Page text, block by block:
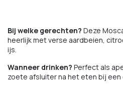
Bij welke gerechten? Deze
heerlijk met verse aardbeien,
ijs.
Wanneer drinken? Perfect als
zoete afsluiter na het eten bij